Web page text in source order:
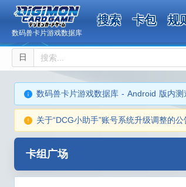
数码兽卡片游戏数据库
搜索 卡包 规
日
数码兽卡片游戏数据库 - Android 版内测
关于“DCG小助手”账号系统升级调整的公
卡组广场